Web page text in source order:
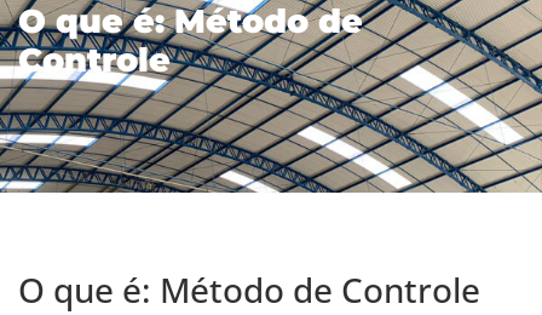
O que é: Método de
Controle
O que é: Método de Controle